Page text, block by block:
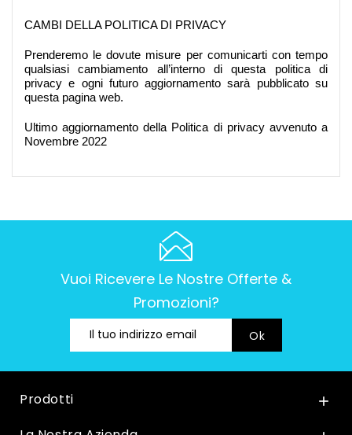
CAMBI DELLA POLITICA DI PRIVACY
Prenderemo le dovute misure per comunicarti con tempo
qualsiasi cambiamento all’interno di questa politica di
privacy e ogni futuro aggiornamento sarà pubblicato su
questa pagina web.
Ultimo aggiornamento della Politica di privacy avvenuto a
Novembre 2022
Vuoi Ricevere Le Nostre Offerte &
Promozioni?
Prodotti 